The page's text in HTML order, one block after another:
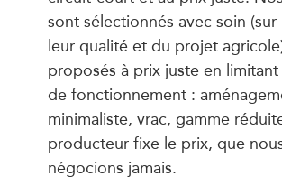
sont sélectionnés avec soin
leur qualité et du projet
proposés à prix juste en
de fonctionnement :
minimaliste, vrac, gamme
producteur fixe le prix, que
négocions jamais.